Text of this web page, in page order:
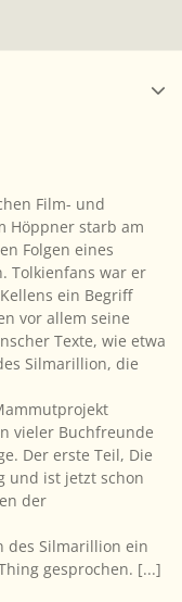
Film- und
Höppner starb am
Folgen eines
Tolkienfans war er
ein Begriff
vor allem seine
Texte, wie etwa
Silmarillion, die
vieler Buchfreunde
Der erste Teil, Die
und ist jetzt schon
der
des Silmarillion ein
gesprochen. [...]